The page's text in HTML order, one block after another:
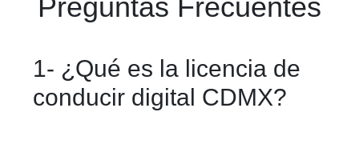
1- ¿Qué es la licencia de
conducir digital CDMX?